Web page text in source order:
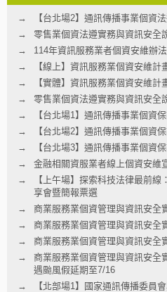
【台北場2】通訊傳播事業個資
零售業個資法遵實務與資訊安全
114年資訊服務業者個資安維辦
【線上】資訊服務業個資安維計
【實體】資訊服務業個資安維
零售業個資法遵實務與資訊安全
【台北場1】通訊傳播事業個資
【台北場2】通訊傳播事業個資
【台北場3】通訊傳播事業個資
金融相關資服業者線上個資安維
【上午場】探索科技法律最前
享會暨簡報票選
商業服務業個資管理與資訊安全
商業服務業個資管理與資訊安全
商業服務業個資管理與資訊安全
商業服務業個資管理與資訊安
遇颱風假延期至7/16
【北部場1】國家通訊傳播委員